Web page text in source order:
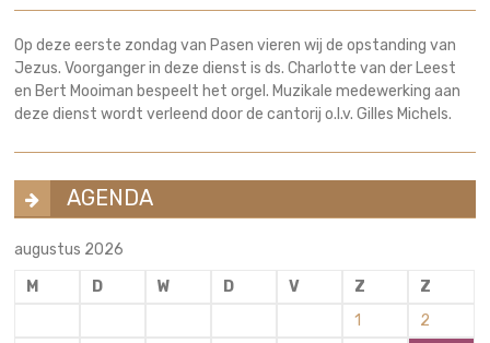
Op deze eerste zondag van Pasen vieren wij de opstanding van
Jezus. Voorganger in deze dienst is ds. Charlotte van der Leest
en Bert Mooiman bespeelt het orgel. Muzikale medewerking aan
deze dienst wordt verleend door de cantorij o.l.v. Gilles Michels.
AGENDA
augustus 2026
M
D W D V Z
Z
1
2